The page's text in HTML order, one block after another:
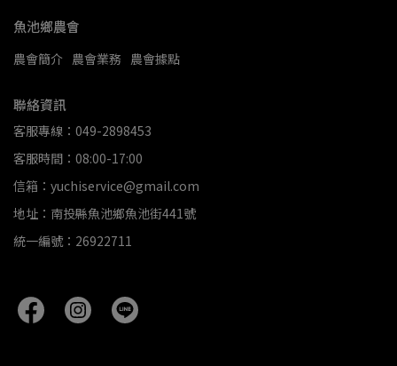
魚池鄉農會
農會簡介 農會業務 農會據點
聯絡資訊
客服專線：049-2898453
客服時間：08:00-17:00
信箱：yuchiservice@gmail.com
地址：南投縣魚池鄉魚池街441號
統一編號：26922711